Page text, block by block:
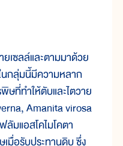
ซลล์และตามมาด้วย
นกลุ่มนี้มีความหลาก
ษที่ทำให้ตับและไตวาย
Amanita virosa
มแอสโคไมโคตา
มื่อรับประทานดิบ ซึ่ง